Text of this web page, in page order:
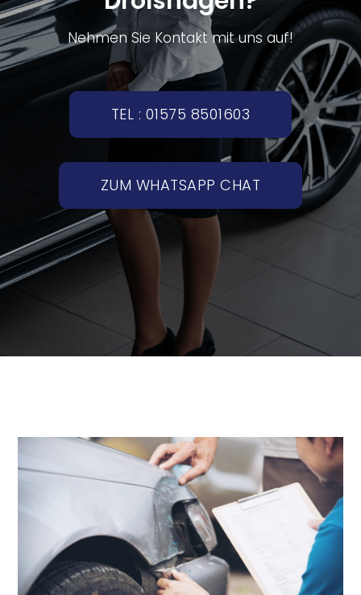
Nehmen Sie Kontakt mit uns auf!
TEL : 01575 8501603
ZUM WHATSAPP CHAT